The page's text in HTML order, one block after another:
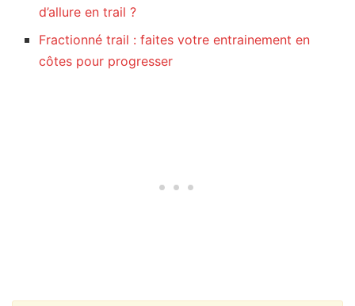
d’allure en trail ?
Fractionné trail : faites votre entrainement en
côtes pour progresser